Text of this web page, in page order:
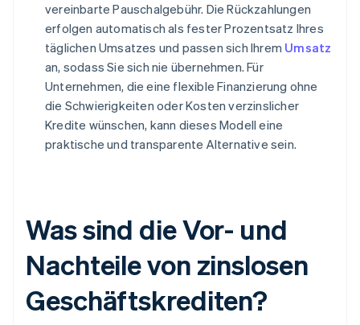
vereinbarte Pauschalgebühr. Die Rückzahlungen
erfolgen automatisch als fester Prozentsatz Ihres
täglichen Umsatzes und passen sich Ihrem Umsatz
an, sodass Sie sich nie übernehmen. Für
Unternehmen, die eine flexible Finanzierung ohne
die Schwierigkeiten oder Kosten verzinslicher
Kredite wünschen, kann dieses Modell eine
praktische und transparente Alternative sein.
Was sind die Vor- und
Nachteile von zinslosen
Geschäftskrediten?